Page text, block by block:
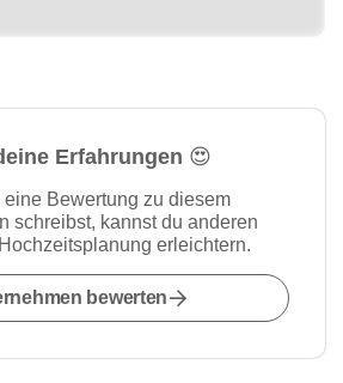
Erfahrungen 😍
eine Bewertung zu diesem
schreibst, kannst du anderen
erleichtern.
bewerten